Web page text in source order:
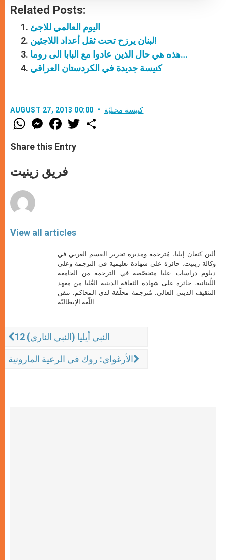
Related Posts:
اليوم العالمي للاجئ
لبنان يرزح تحت ثقل أعداد اللاجئين!
هذه هي حال الذين عادوا مع البابا الى روما…
كنيسة جديدة في الكردستان العراقي
AUGUST 27, 2013 00:00 كنيسة محليّة
W
h
t
s
p
p
M
e
s
e
g
e
F
a
e
b
o
k
w
Share this Entry
فريق زينيت
View all articles
ألين كنعان إيليا، مُترجمة ومديرة تحرير القسم العربي في
وكالة زينيت. حائزة على شهادة تعليمية في الترجمة وعلى
دبلوم دراسات عليا متخصّصة في الترجمة من الجامعة
اللّبنانية. حائزة على شهادة الثقافة الدينية العُليا من معهد
التثقيف الديني العالي. مُترجمة محلَّفة لدى المحاكم. تتقن
اللّغة الإيطاليّة
النبي أيليا (النبي الناري) 12
الأرغواي: روك في الرعية المارونية